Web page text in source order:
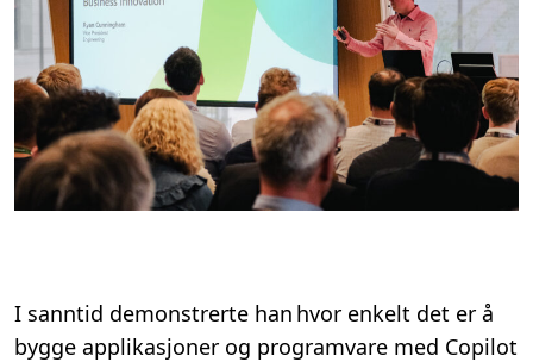
I sanntid demonstrerte han hvor enkelt det er å
bygge applikasjoner og programvare med Copilot